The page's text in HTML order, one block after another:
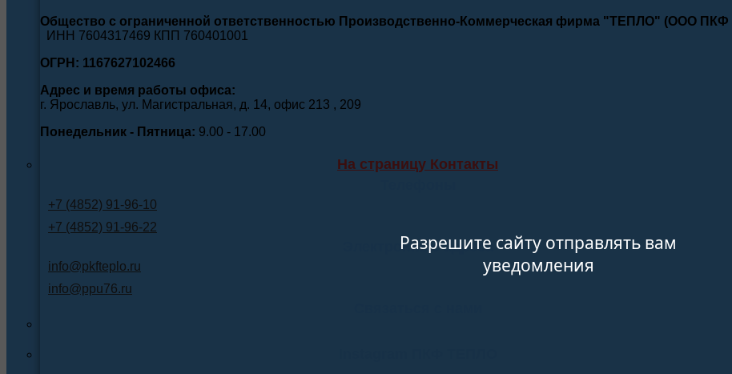
Разрешите сайту отправлять вам
уведомления
Общество с ограниченной ответственностью Производственно-Коммерческая фирма "ТЕПЛО" (ООО
ИНН 7604317469 КПП 760401001
ОГРН: 1167627102466
Адрес и время работы офиса:
г. Ярославль, ул. Магистральная, д. 14, офис 213 , 209
Понедельник - Пятница: 9.00 - 17.00
На страницу Контакты
+7 (4852) 91-96-10
+7 (4852) 91-96-22
Электронные адреса
info@pkfteplo.ru
info@ppu76.ru